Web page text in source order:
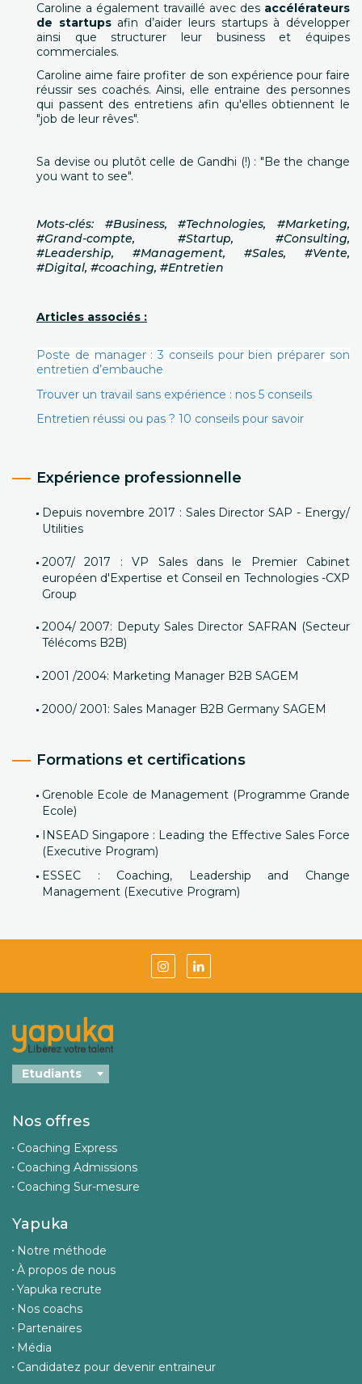
Caroline a également travaillé avec des accélérateurs
de startupsafin d’aider leurs startups à développer
ainsi que structurer leur business et équipes
commerciales.
Caroline aime faire profiter de son expérience pour faire
réussir ses coachés. Ainsi, elle entraine des personnes
qui passent des entretiens afin qu'elles obtiennent le
"job de leur rêves".
Sa devise ou plutôt celle de Gandhi (!) : "Be the change
you want to see".
Mots-clés: #Business, #Technologies, #Marketing,
#Grand-compte, #Startup, #Consulting,
#Leadership, #Management, #Sales, #Vente,
#Digital, #coaching, #Entretien
Articles associés :
Poste de manager : 3 conseils pour bien préparer son
entretien d’embauche
Trouver un travail sans expérience : nos 5 conseils
Entretien réussi ou pas ? 10 conseils pour savoir
Expérience professionnelle
Depuis novembre 2017 : Sales Director SAP - Energy/
Utilities
2007/ 2017 : VP Sales dans le Premier Cabinet
européen d'Expertise et Conseil en Technologies -CXP
Group
2004/ 2007: Deputy Sales Director SAFRAN (Secteur
Télécoms B2B)
2001 /2004: Marketing Manager B2B SAGEM
2000/ 2001: Sales Manager B2B Germany SAGEM
Formations et certifications
Grenoble Ecole de Management (Programme Grande
Ecole)
INSEAD Singapore : Leading the Effective Sales Force
(Executive Program)
ESSEC : Coaching, Leadership and Change
Management (Executive Program)
Nos offres
Coaching Express
Coaching Admissions
Coaching Sur-mesure
Yapuka
Notre méthode
À propos de nous
Yapuka recrute
Nos coachs
Partenaires
Média
Candidatez pour devenir entraineur